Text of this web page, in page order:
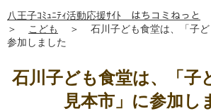
八王子ｺﾐｭﾆﾃｨ活動応援ｻｲﾄ はちコミねっと
＞
こども ＞
石川子ども食堂は、「子
参加しました
石川子ども食堂は、「子
見本市」に参加し